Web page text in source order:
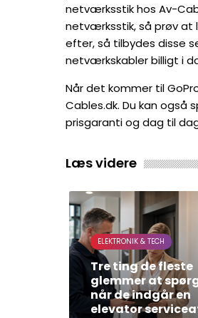
netværksstik hos Av-
netværksstik, så prøv at
efter, så tilbydes disse
netværkskabler billigt i
Når det kommer til
Cables.dk. Du kan også
prisgaranti og dag til
Læs videre
ELEKTRONIK & TECH
Tre ting de fleste
glemmer at
når de indgår en
elevator